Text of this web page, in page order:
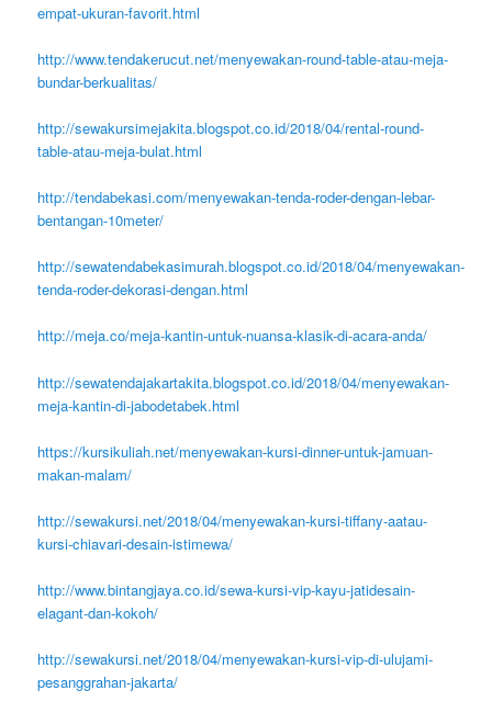
empat-ukuran-favorit.html
http://www.tendakerucut.net/menyewakan-round-table-atau-meja-
bundar-berkualitas/
http://sewakursimejakita.blogspot.co.id/2018/04/rental-round-
table-atau-meja-bulat.html
http://tendabekasi.com/menyewakan-tenda-roder-dengan-lebar-
bentangan-10meter/
http://sewatendabekasimurah.blogspot.co.id/2018/04/menyewakan-
tenda-roder-dekorasi-dengan.html
http://meja.co/meja-kantin-untuk-nuansa-klasik-di-acara-anda/
http://sewatendajakartakita.blogspot.co.id/2018/04/menyewakan-
meja-kantin-di-jabodetabek.html
https://kursikuliah.net/menyewakan-kursi-dinner-untuk-jamuan-
makan-malam/
http://sewakursi.net/2018/04/menyewakan-kursi-tiffany-aatau-
kursi-chiavari-desain-istimewa/
http://www.bintangjaya.co.id/sewa-kursi-vip-kayu-jatidesain-
elagant-dan-kokoh/
http://sewakursi.net/2018/04/menyewakan-kursi-vip-di-ulujami-
pesanggrahan-jakarta/